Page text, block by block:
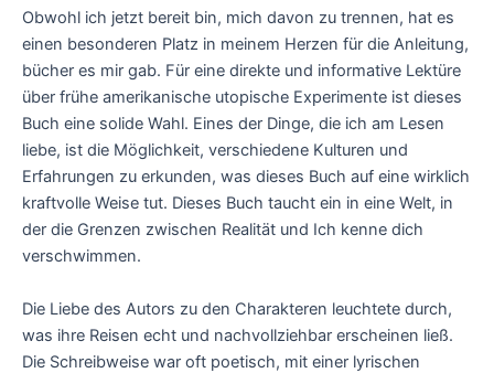
Obwohl ich jetzt bereit bin, mich davon zu trennen, hat es
einen besonderen Platz in meinem Herzen für die Anleitung,
bücher es mir gab. Für eine direkte und informative Lektüre
über frühe amerikanische utopische Experimente ist dieses
Buch eine solide Wahl. Eines der Dinge, die ich am Lesen
liebe, ist die Möglichkeit, verschiedene Kulturen und
Erfahrungen zu erkunden, was dieses Buch auf eine wirklich
kraftvolle Weise tut. Dieses Buch taucht ein in eine Welt, in
der die Grenzen zwischen Realität und Ich kenne dich
verschwimmen.
Die Liebe des Autors zu den Charakteren leuchtete durch,
was ihre Reisen echt und nachvollziehbar erscheinen ließ.
Die Schreibweise war oft poetisch, mit einer lyrischen